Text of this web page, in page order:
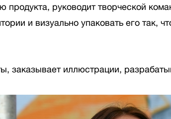
продукта, руководит творческой
и визуально упаковать его так,
заказывает иллюстрации,